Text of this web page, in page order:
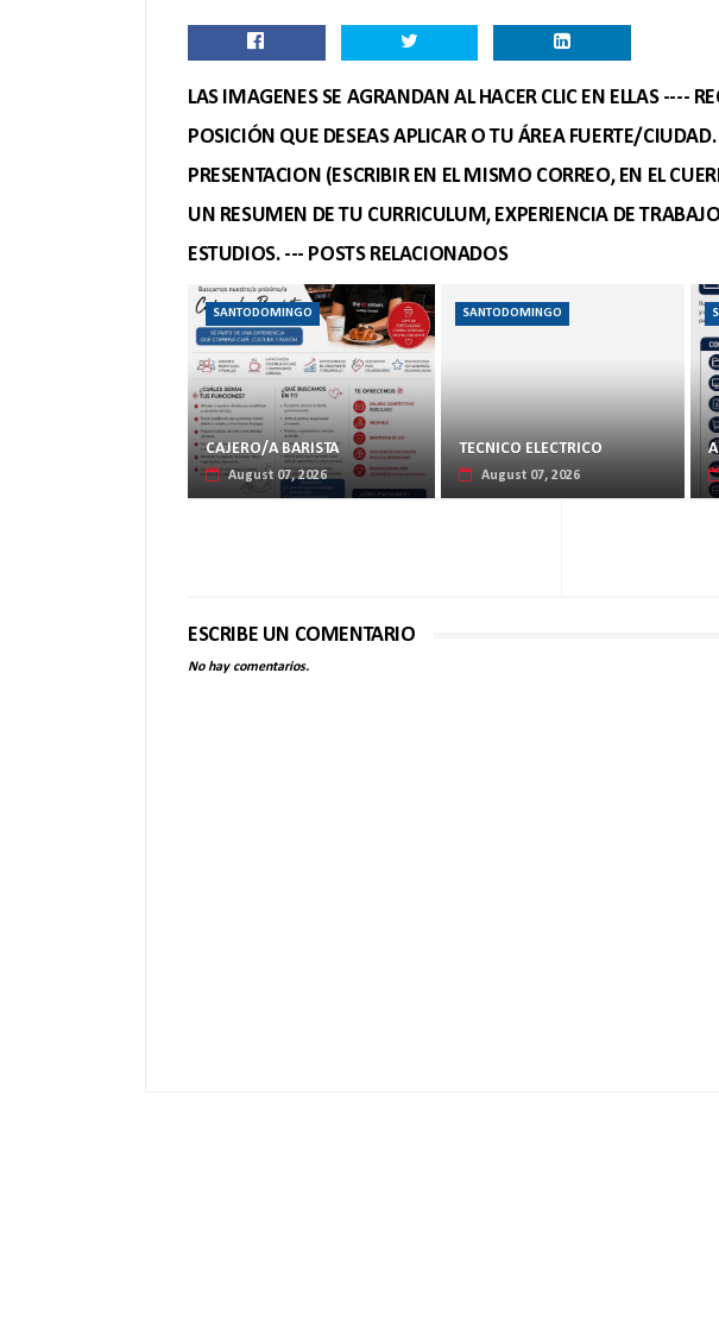
LAS IMAGENES SE AGRANDAN AL HACER CLIC EN ELLAS ----
POSICIÓN QUE DESEAS APLICAR O TU ÁREA FUERTE/
PRESENTACION (ESCRIBIR EN EL MISMO CORREO, EN EL
UN RESUMEN DE TU CURRICULUM, EXPERIENCIA DE
ESTUDIOS. --- POSTS RELACIONADOS
SANTODOMINGO
CAJERO/A BARISTA
August 07, 2026
SANTODOMINGO
TECNICO ELECTRICO
August 07, 2026
ESCRIBE UN COMENTARIO
No hay comentarios.